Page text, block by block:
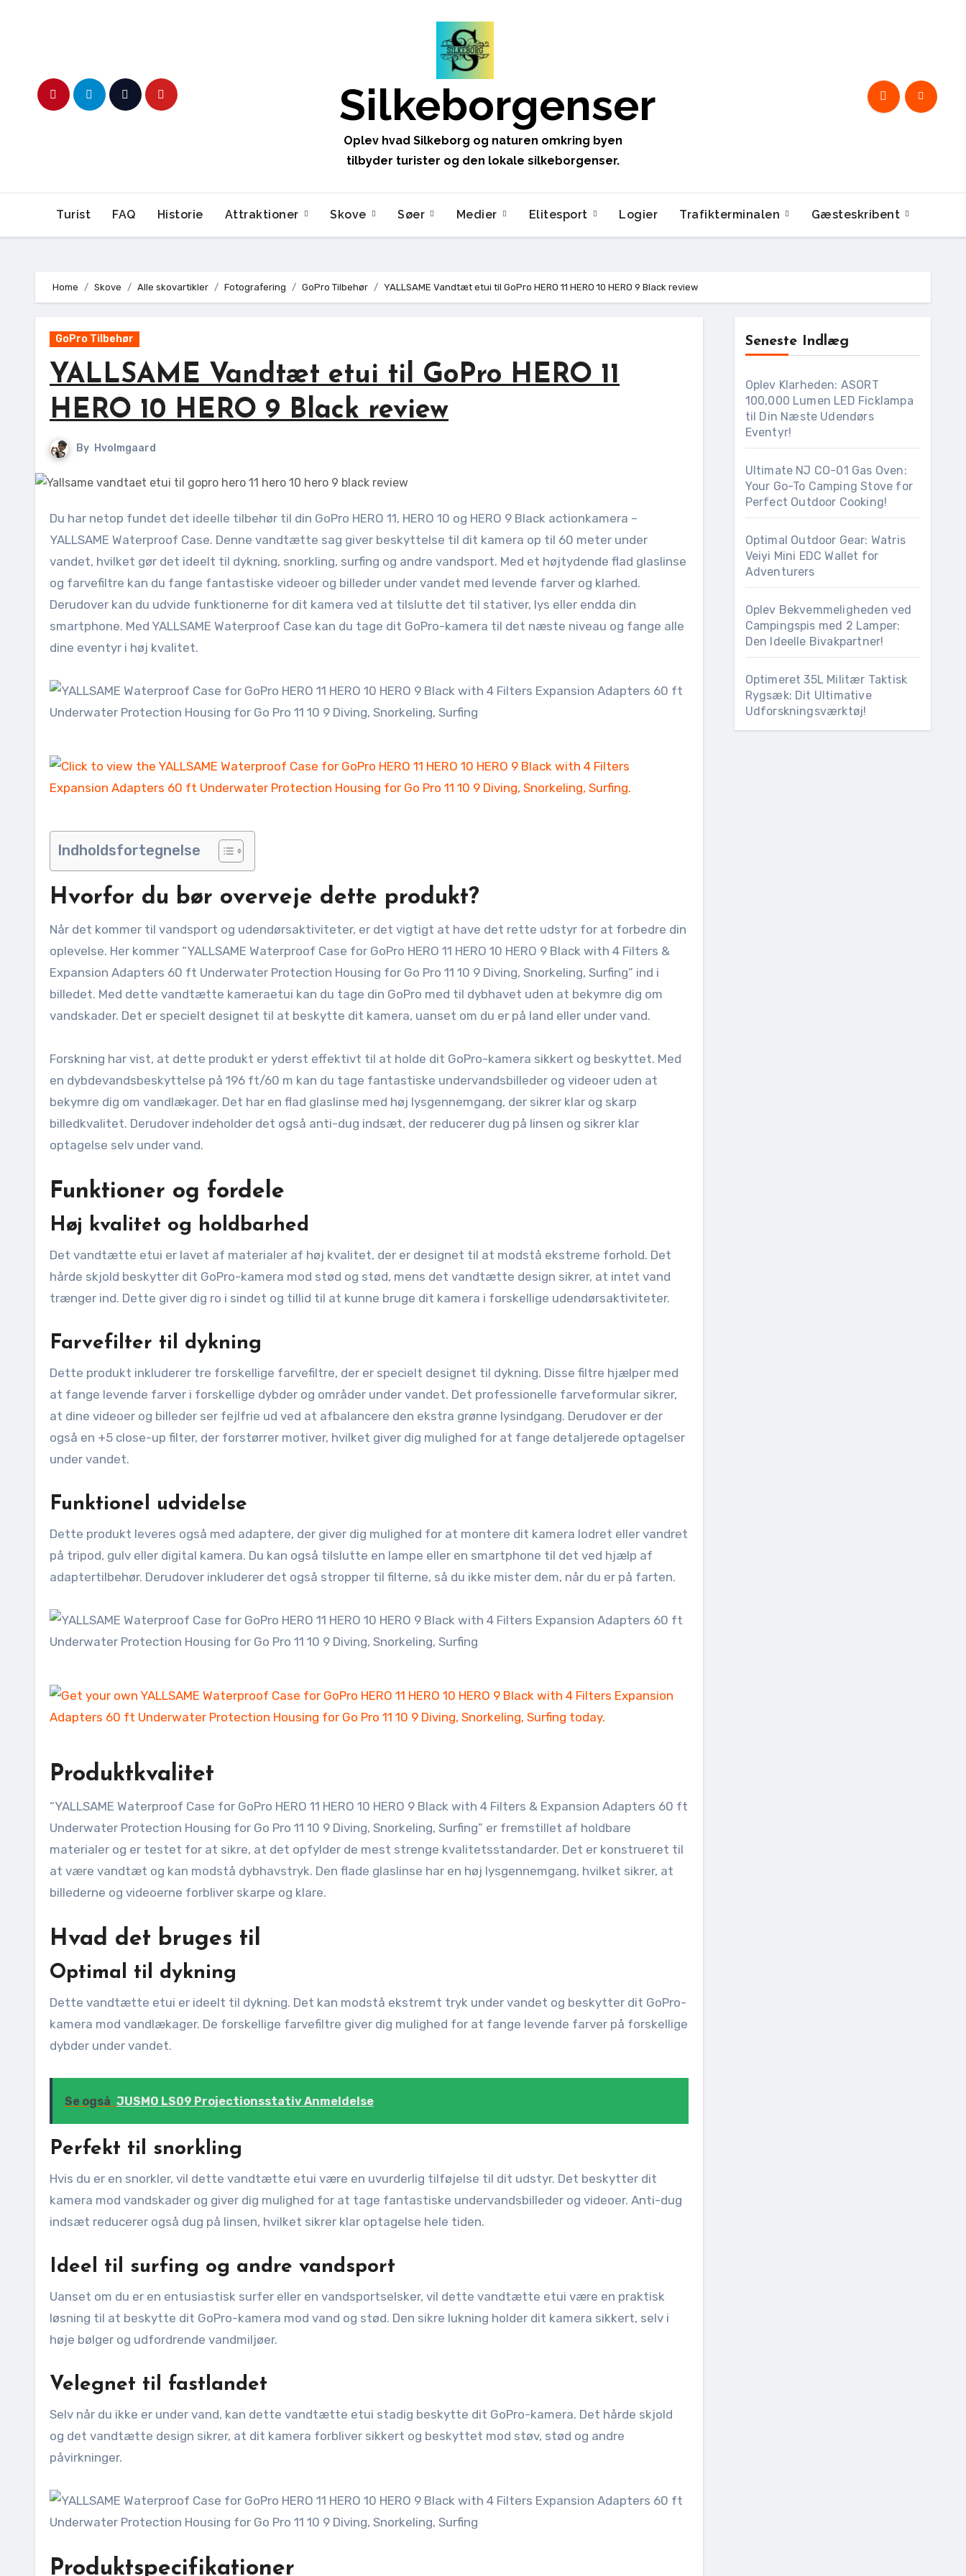
Silkeborgenser
Oplev hvad Silkeborg og naturen omkring byen
tilbyder turister og den lokale silkeborgenser.
Turist FAQ Historie Attraktioner Skove Søer Medier Elitesport Logier Trafikterminalen Gæsteskribent
Home Skove Alle skovartikler Fotografering GoPro Tilbehør YALLSAME Vandtæt etui til GoPro HERO 11 HERO 10 HERO 9 Black review
GoPro Tilbehør
YALLSAME Vandtæt etui til GoPro HERO 11
HERO 10 HERO 9 Black review
By Hvolmgaard
Du har netop fundet det ideelle tilbehør til din GoPro HERO 11, HERO 10 og HERO 9 Black actionkamera –
YALLSAME Waterproof Case. Denne vandtætte sag giver beskyttelse til dit kamera op til 60 meter under
vandet, hvilket gør det ideelt til dykning, snorkling, surfing og andre vandsport. Med et højtydende flad glaslinse
og farvefiltre kan du fange fantastiske videoer og billeder under vandet med levende farver og klarhed.
Derudover kan du udvide funktionerne for dit kamera ved at tilslutte det til stativer, lys eller endda din
smartphone. Med YALLSAME Waterproof Case kan du tage dit GoPro-kamera til det næste niveau og fange alle
dine eventyr i høj kvalitet.
Indholdsfortegnelse
Hvorfor du bør overveje dette produkt?
Når det kommer til vandsport og udendørsaktiviteter, er det vigtigt at have det rette udstyr for at forbedre din
oplevelse. Her kommer “YALLSAME Waterproof Case for GoPro HERO 11 HERO 10 HERO 9 Black with 4 Filters &
Expansion Adapters 60 ft Underwater Protection Housing for Go Pro 11 10 9 Diving, Snorkeling, Surfing” ind i
billedet. Med dette vandtætte kameraetui kan du tage din GoPro med til dybhavet uden at bekymre dig om
vandskader. Det er specielt designet til at beskytte dit kamera, uanset om du er på land eller under vand.
Forskning har vist, at dette produkt er yderst effektivt til at holde dit GoPro-kamera sikkert og beskyttet. Med
en dybdevandsbeskyttelse på 196 ft/60 m kan du tage fantastiske undervandsbilleder og videoer uden at
bekymre dig om vandlækager. Det har en flad glaslinse med høj lysgennemgang, der sikrer klar og skarp
billedkvalitet. Derudover indeholder det også anti-dug indsæt, der reducerer dug på linsen og sikrer klar
optagelse selv under vand.
Funktioner og fordele
Høj kvalitet og holdbarhed
Det vandtætte etui er lavet af materialer af høj kvalitet, der er designet til at modstå ekstreme forhold. Det
hårde skjold beskytter dit GoPro-kamera mod stød og stød, mens det vandtætte design sikrer, at intet vand
trænger ind. Dette giver dig ro i sindet og tillid til at kunne bruge dit kamera i forskellige udendørsaktiviteter.
Farvefilter til dykning
Dette produkt inkluderer tre forskellige farvefiltre, der er specielt designet til dykning. Disse filtre hjælper med
at fange levende farver i forskellige dybder og områder under vandet. Det professionelle farveformular sikrer,
at dine videoer og billeder ser fejlfrie ud ved at afbalancere den ekstra grønne lysindgang. Derudover er der
også en +5 close-up filter, der forstørrer motiver, hvilket giver dig mulighed for at fange detaljerede optagelser
under vandet.
Funktionel udvidelse
Dette produkt leveres også med adaptere, der giver dig mulighed for at montere dit kamera lodret eller vandret
på tripod, gulv eller digital kamera. Du kan også tilslutte en lampe eller en smartphone til det ved hjælp af
adaptertilbehør. Derudover inkluderer det også stropper til filterne, så du ikke mister dem, når du er på farten.
Produktkvalitet
“YALLSAME Waterproof Case for GoPro HERO 11 HERO 10 HERO 9 Black with 4 Filters & Expansion Adapters 60 ft
Underwater Protection Housing for Go Pro 11 10 9 Diving, Snorkeling, Surfing” er fremstillet af holdbare
materialer og er testet for at sikre, at det opfylder de mest strenge kvalitetsstandarder. Det er konstrueret til
at være vandtæt og kan modstå dybhavstryk. Den flade glaslinse har en høj lysgennemgang, hvilket sikrer, at
billederne og videoerne forbliver skarpe og klare.
Hvad det bruges til
Optimal til dykning
Dette vandtætte etui er ideelt til dykning. Det kan modstå ekstremt tryk under vandet og beskytter dit GoPro-
kamera mod vandlækager. De forskellige farvefiltre giver dig mulighed for at fange levende farver på forskellige
dybder under vandet.
Se også JUSMO LS09 Projectionsstativ Anmeldelse
Perfekt til snorkling
Hvis du er en snorkler, vil dette vandtætte etui være en uvurderlig tilføjelse til dit udstyr. Det beskytter dit
kamera mod vandskader og giver dig mulighed for at tage fantastiske undervandsbilleder og videoer. Anti-dug
indsæt reducerer også dug på linsen, hvilket sikrer klar optagelse hele tiden.
Ideel til surfing og andre vandsport
Uanset om du er en entusiastisk surfer eller en vandsportselsker, vil dette vandtætte etui være en praktisk
løsning til at beskytte dit GoPro-kamera mod vand og stød. Den sikre lukning holder dit kamera sikkert, selv i
høje bølger og udfordrende vandmiljøer.
Velegnet til fastlandet
Selv når du ikke er under vand, kan dette vandtætte etui stadig beskytte dit GoPro-kamera. Det hårde skjold
og det vandtætte design sikrer, at dit kamera forbliver sikkert og beskyttet mod støv, stød og andre
påvirkninger.
Produktspecifikationer
Seneste Indlæg
Oplev Klarheden: ASORT
100,000 Lumen LED Ficklampa
til Din Næste Udendørs
Eventyr!
Ultimate NJ CO-01 Gas Oven:
Your Go-To Camping Stove for
Perfect Outdoor Cooking!
Optimal Outdoor Gear: Watris
Veiyi Mini EDC Wallet for
Adventurers
Oplev Bekvemmeligheden ved
Campingspis med 2 Lamper:
Den Ideelle Bivakpartner!
Optimeret 35L Militær Taktisk
Rygsæk: Dit Ultimative
Udforskningsværktøj!